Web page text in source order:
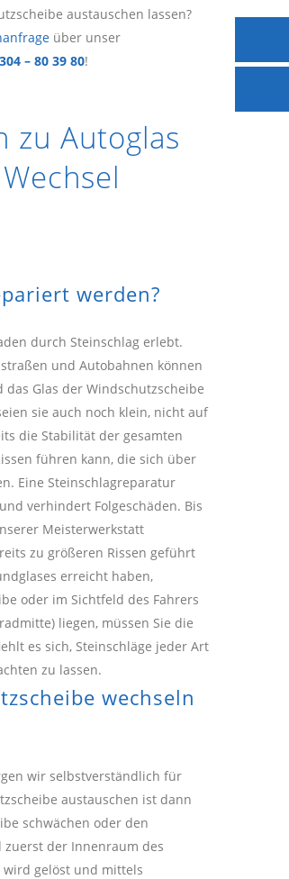
austauschen lassen?
über unser
– 80 39 80!
zu Autoglas
werden?
durch Steinschlag erlebt.
und Autobahnen können
Glas der Windschutzscheibe
sie auch noch klein, nicht auf
die Stabilität der gesamten
führen kann, die sich über
Eine Steinschlagreparatur
verhindert Folgeschäden. Bis
Meisterwerkstatt
zu größeren Rissen geführt
erreicht haben,
oder im Sichtfeld des Fahrers
liegen, müssen Sie die
es sich, Steinschläge jeder Art
zu lassen.
wechseln
wir selbstverständlich für
austauschen ist dann
schwächen oder den
zuerst der Innenraum des
wird gelöst und mittels